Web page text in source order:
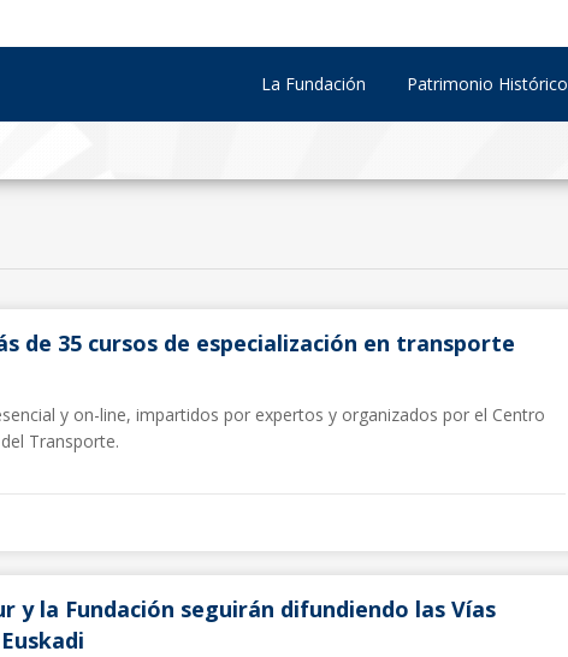
La Fundación Patrimonio Histórico
de 35 cursos de especialización en transporte
y on-line, impartidos por expertos y organizados por el Centro
Transporte.
y la Fundación seguirán difundiendo las Vías